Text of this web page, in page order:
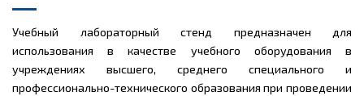
Учебный лабораторный стенд предназначен для
использования в качестве учебного оборудования в
учреждениях высшего, среднего специального и
профессионально-технического образования при проведении